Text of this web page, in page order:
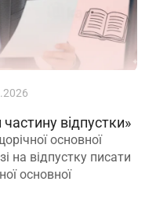
відпустки»
основної
на відпустку писати
основної